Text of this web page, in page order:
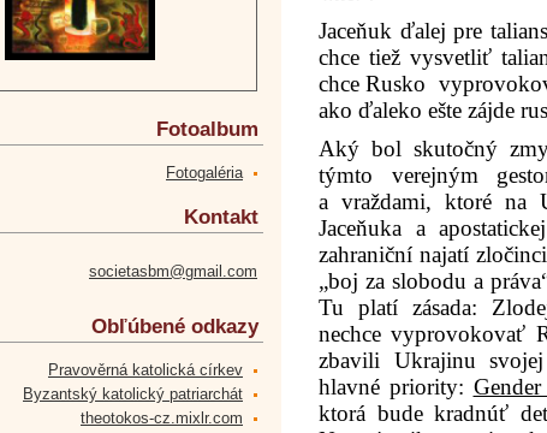
Jaceňuk ďalejpre
chce tiež vysvetliť
chce Rusko
ako ďaleko ešte zájde
Aký bol skutočný
týmto verejným
a vraždami, ktoré na
Jaceňuka a
zahraniční najatí
„boj za slobodu a
Tu platí zásada:
nechce vyprovokovať
zbavili Ukrajinu
hlavné priority:
ktorá bude kradnúť
Fotoalbum
Fotogaléria
Kontakt
societasbm@gmail.com
Obľúbené odkazy
Pravověrná katolická církev
Byzantský katolický patriarchát
theotokos-cz.mixlr.com